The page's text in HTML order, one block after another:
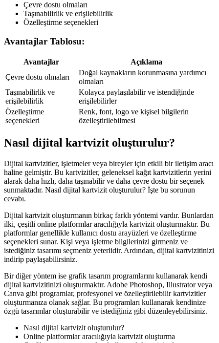
Çevre dostu olmaları
Taşınabilirlik ve erişilebilirlik
Özelleştirme seçenekleri
Avantajlar Tablosu:
Avantajlar
Açıklama
Çevre dostu olmaları
Doğal kaynakların korunmasına yardımcı
olmaları
Taşınabilirlik ve
erişilebilirlik
Kolayca paylaşılabilir ve istendiğinde
erişilebilirler
Özelleştirme
seçenekleri
Renk, font, logo ve kişisel bilgilerin
özelleştirilebilmesi
Nasıl dijital kartvizit oluşturulur?
Dijital kartvizitler, işletmeler veya bireyler için etkili bir iletişim aracı
haline gelmiştir. Bu kartvizitler, geleneksel kağıt kartvizitlerin yerini
alarak daha hızlı, daha taşınabilir ve daha çevre dostu bir seçenek
sunmaktadır. Nasıl dijital kartvizit oluşturulur? İşte bu sorunun
cevabı.
Dijital kartvizit oluşturmanın birkaç farklı yöntemi vardır. Bunlardan
ilki, çeşitli online platformlar aracılığıyla kartvizit oluşturmaktır. Bu
platformlar genellikle kullanıcı dostu arayüzleri ve özelleştirme
seçenekleri sunar. Kişi veya işletme bilgilerinizi girmeniz ve
istediğiniz tasarımı seçmeniz yeterlidir. Ardından, dijital kartvizitinizi
indirip paylaşabilirsiniz.
Bir diğer yöntem ise grafik tasarım programlarını kullanarak kendi
dijital kartvizitinizi oluşturmaktır. Adobe Photoshop, Illustrator veya
Canva gibi programlar, profesyonel ve özelleştirilebilir kartvizitler
oluşturmanıza olanak sağlar. Bu programları kullanarak kendinize
özgü tasarımlar oluşturabilir ve istediğiniz gibi düzenleyebilirsiniz.
Nasıl dijital kartvizit oluşturulur?
Online platformlar aracılığıyla kartvizit oluşturma